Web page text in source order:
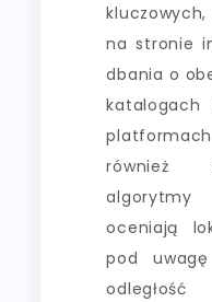
na stronie
dbania o
platformach
również
oceniają
pod